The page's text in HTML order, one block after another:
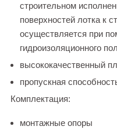
строительном
поверхностей лотка к
осуществляется при
гидроизоляционного
высококачественный
пропускная
Комплектация:
монтажные опоры